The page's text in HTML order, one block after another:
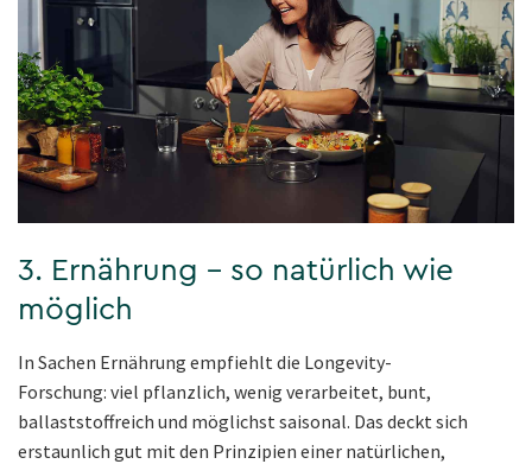
3. Ernährung – so natürlich wie
möglich
In Sachen Ernährung empfiehlt die Longevity-
Forschung: viel pflanzlich, wenig verarbeitet, bunt,
ballaststoffreich und möglichst saisonal. Das deckt sich
erstaunlich gut mit den Prinzipien einer natürlichen,